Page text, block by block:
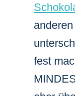
fest